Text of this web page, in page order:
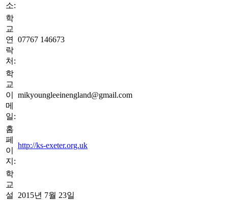
소:
학
교
연
락
처:
07767 146673
학
교
이
메
일:
mikyoungleeinengland@gmail.com
홈
페
이
지:
http://ks-exeter.org.uk
학
교
설
2015년 7월 23일